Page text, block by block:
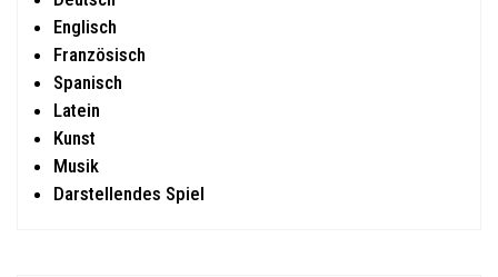
Englisch
Französisch
Spanisch
Latein
Kunst
Musik
Darstellendes Spiel